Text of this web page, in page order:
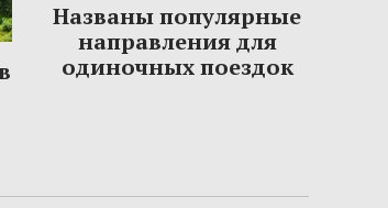
Названы популярные
направления для
одиночных поездок